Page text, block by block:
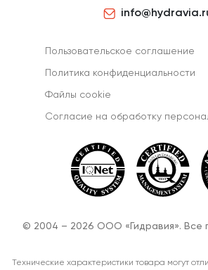
Пользовательское соглашение
Политика конфиденциальности
Файлы cookie
Согласиe на обработку
© 2004 – 2026 ООО «Гидравия». Все
Технические характеристики товара могут